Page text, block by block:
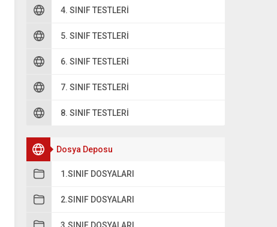
4. SINIF TESTLERI
5. SINIF TESTLERI
6. SINIF TESTLERI
7. SINIF TESTLERI
8. SINIF TESTLERI
Dosya Deposu
1.SINIF DOSYALARI
2.SINIF DOSYALARI
3.SINIF DOSYALARI